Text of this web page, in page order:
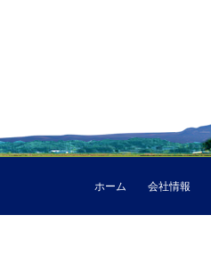
ホーム 会社情報